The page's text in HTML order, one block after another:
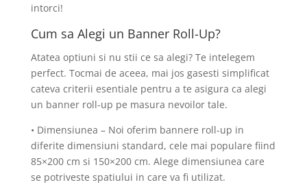
intorci!
Cum sa Alegi un Banner Roll-Up?
Atatea optiuni si nu stii ce sa alegi? Te intelegem
perfect. Tocmai de aceea, mai jos gasesti simplificat
cateva criterii esentiale pentru a te asigura ca alegi
un banner roll-up pe masura nevoilor tale.
• Dimensiunea – Noi oferim bannere roll-up in
diferite dimensiuni standard, cele mai populare fiind
85×200 cm si 150×200 cm. Alege dimensiunea care
se potriveste spatiului in care va fi utilizat.